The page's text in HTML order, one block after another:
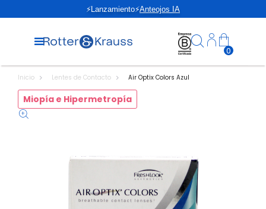
⚡Lanzamiento⚡Anteojos IA
0
Inicio Lentes de Contacto Air Optix Colors Azul
Miopía e Hipermetropía